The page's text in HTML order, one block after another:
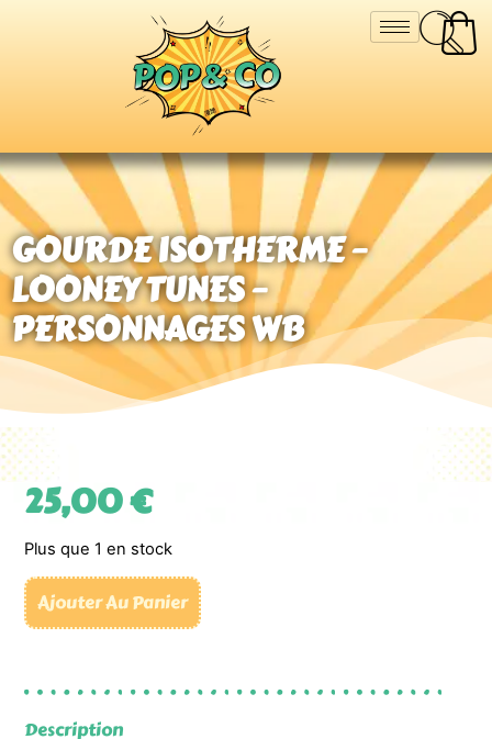
GOURDE ISOTHERME –
LOONEY TUNES –
PERSONNAGES WB
25,00€
Plus que 1 en stock
Ajouter Au Panier
Description